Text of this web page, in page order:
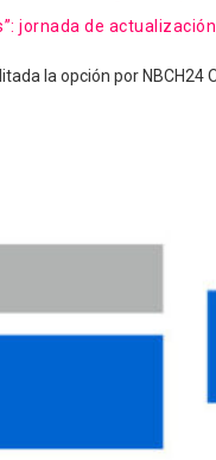
jornada de
la opción por